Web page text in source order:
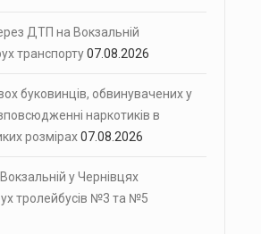
ДТП на Вокзальній
транспорту07.08.2026
буковинців, обвинувачених у
наркотиків в
розмірах07.08.2026
у Чернівцях
тролейбусів №3 та №5